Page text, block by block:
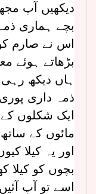
دیکھیں آپ
بچے ہماری
اس نے صارم
بڑھاتے ہوئے
ہاں دیکھ
ذمہ داری
ایک شکلوں
مائوں کے
اور یہ کیلا
بچوں کو کیلا
اسے تو آپ